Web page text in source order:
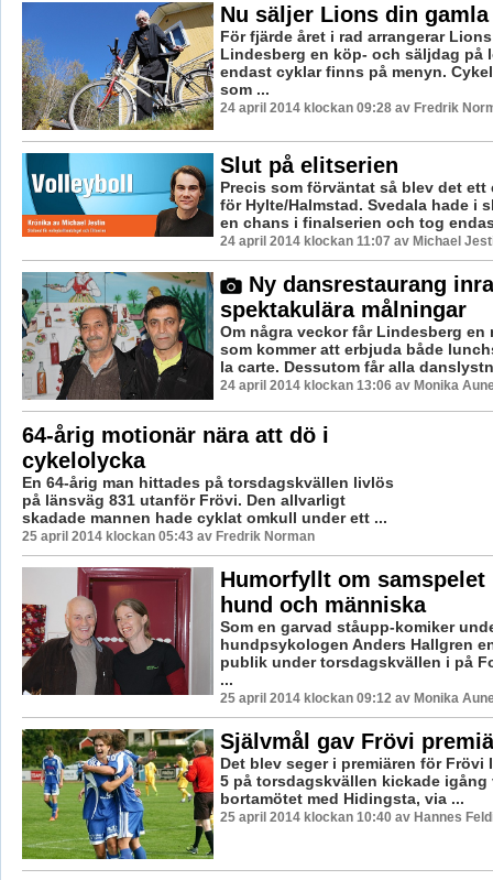
Nu säljer Lions din
För fjärde året i rad arrangerar
Lindesberg en köp- och säljdag på
endast cyklar finns på menyn.
som ...
24 april 2014 klockan 09:28 av Fredrik
Slut på elitserien
Precis som förväntat så blev det ett
för Hylte/Halmstad. Svedala hade i
en chans i finalserien och tog
24 april 2014 klockan 11:07 av Michael
Ny dansrestaurang
spektakulära målningar
Om några veckor får Lindesberg en
som kommer att erbjuda både
la carte. Dessutom får alla
24 april 2014 klockan 13:06 av Monika
64-årig motionär nära att dö i
cykelolycka
En 64-årig man hittades på torsdagskvällen livlös
på länsväg 831 utanför Frövi. Den allvarligt
skadade mannen hade cyklat omkull under ett ...
25 april 2014 klockan 05:43 av Fredrik Norman
Humorfyllt om samspelet
hund och människa
Som en garvad ståupp-komiker
hundpsykologen Anders Hallgren
publik under torsdagskvällen i på
...
25 april 2014 klockan 09:12 av Monika
Självmål gav Frövi
Det blev seger i premiären för Frövi
5 på torsdagskvällen kickade igång
bortamötet med Hidingsta, via ...
25 april 2014 klockan 10:40 av Hannes